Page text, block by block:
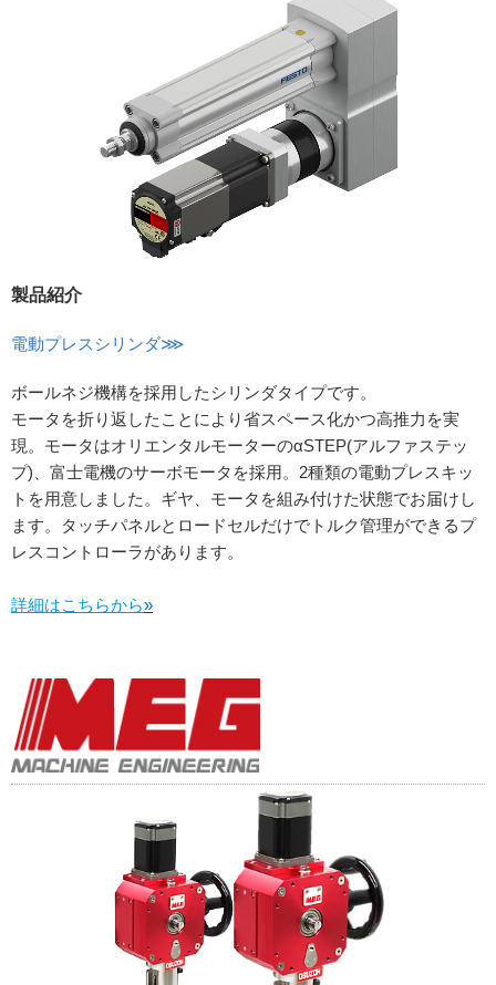
製品紹介
電動プレスシリンダ⋙
ボールネジ機構を採用したシリンダタイプです。
モータを折り返したことにより省スペース化かつ高推力を実
現。モータはオリエンタルモーターのαSTEP(アルファステッ
プ)、富士電機のサーボモータを採用。2種類の電動プレスキッ
トを用意しました。ギヤ、モータを組み付けた状態でお届けし
ます。タッチパネルとロードセルだけでトルク管理ができるプ
レスコントローラがあります。
詳細はこちらから»